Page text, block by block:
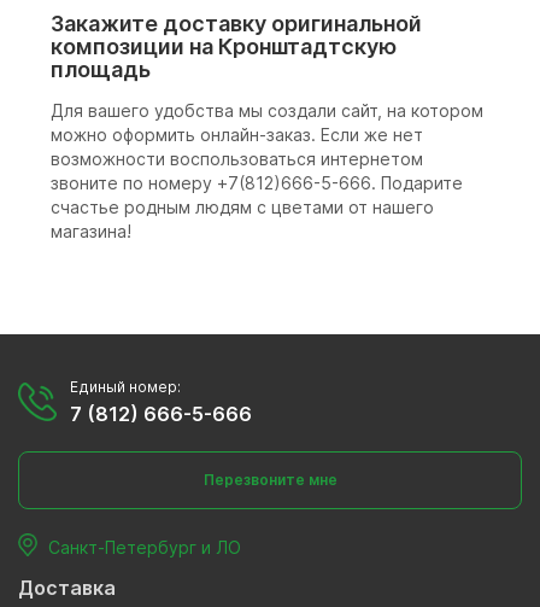
Закажите доставку оригинальной
композиции на Кронштадтскую
площадь
Для вашего удобства мы создали сайт, на котором
можно оформить онлайн-заказ. Если же нет
возможности воспользоваться интернетом
звоните по номеру +7(812)666-5-666. Подарите
счастье родным людям с цветами от нашего
магазина!
Единый номер:
7 (812) 666-5-666
Перезвоните мне
Санкт-Петербург и ЛО
Доставка